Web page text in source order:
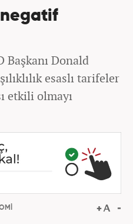
negatif
Başkanı Donald
esaslı tarifeler
etkili olmayı